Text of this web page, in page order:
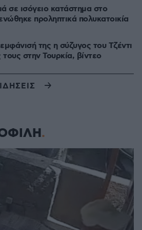
σε ισόγειο κατάστημα στο
προληπτικά πολυκατοικία
της η σύζυγος του Τζέντι
στην Τουρκία, βίντεο